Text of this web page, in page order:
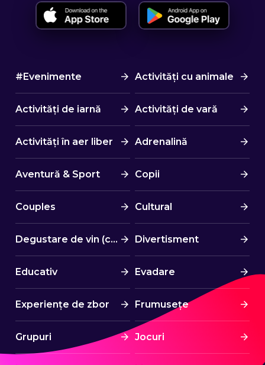
#Evenimente Activități cu animale
Activități de iarnă Activități de vară
Activități în aer liber Adrenalină
Aventură & Sport Copii
Couples Cultural
Degustare de vin (cină) Divertisment
Educativ Evadare
Experiențe de zbor Frumusețe
Grupuri Jocuri